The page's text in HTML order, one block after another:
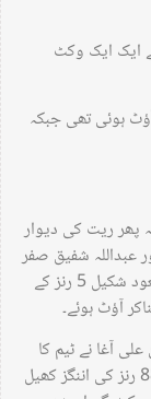
ایک ایک وکٹ
میں 313 رنز بناکر آل آؤٹ ہوئی تھی جبکہ
پھر ریت کی دیوار
عبداللہ شفیق صفر
پر پویلین لوٹے۔ مڈل آرڈر بیٹر بابراعظم نے 26 اور سعود شکیل 5 رنز کے
آغا نے ٹیم کا
اسکور آگے بڑھایا لیکن 190 کے مجموعے پر رضوان 88 رنز کی اننگز کھیل